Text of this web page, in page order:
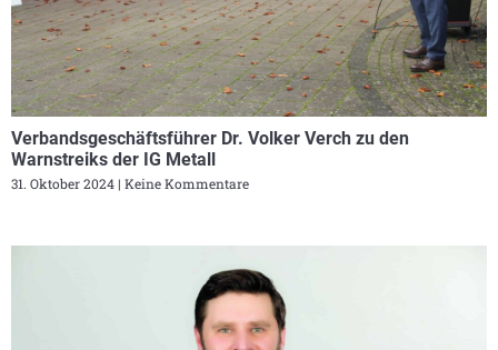
Verbandsgeschäftsführer Dr. Volker Verch zu den
Warnstreiks der IG Metall
31. Oktober 2024 Keine Kommentare